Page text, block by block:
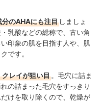
のAHAにも注目 しましょ
乳酸などの総称で、古い角
印象の肌を目指す人や、肌
です。
レイが狙い目。毛穴に詰ま
の詰まった毛穴をすっきり
けを取り除くので、乾燥が